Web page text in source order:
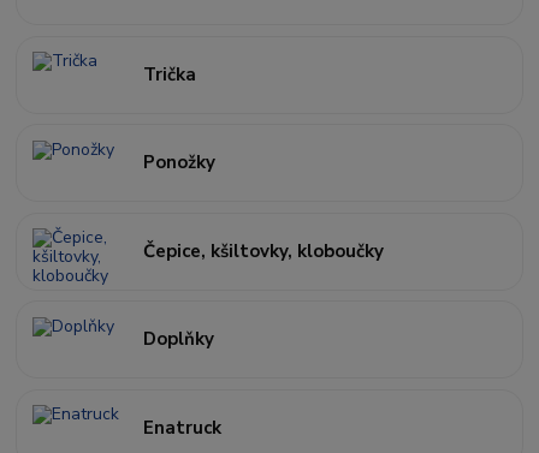
Trička
Ponožky
Čepice, kšiltovky, kloboučky
Doplňky
Enatruck